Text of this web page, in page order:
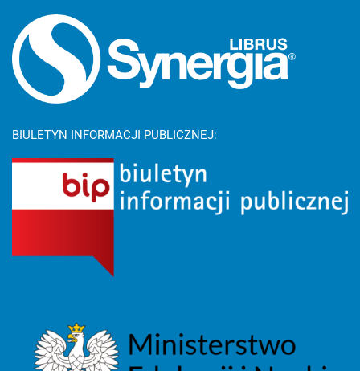
BIULETYN INFORMACJI PUBLICZNEJ: